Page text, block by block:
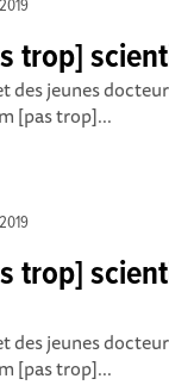
trop]
des jeunes
[pas trop]...
trop]
des jeunes
[pas trop]...